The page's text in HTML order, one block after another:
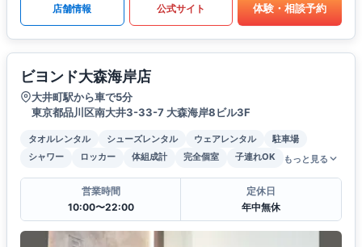
店舗情報 公式サイト 体験・相談予約
ビヨンド大森海岸店
大井町駅から車で5分
東京都品川区南大井3-33-7 大森海岸8ビル3F
タオルレンタル シューズレンタル ウェアレンタル
駐車場
シャワー
ロッカー 体組成計 完全個室 子連れOK もっと見る
営業時間
10:00〜22:00
定休日
年中無休